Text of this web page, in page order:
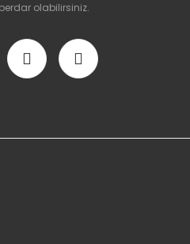
olabilirsiniz.